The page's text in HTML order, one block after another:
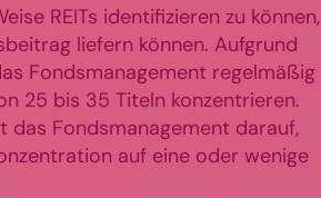
REITs identifizieren zu können,
liefern können. Aufgrund
Fondsmanagement regelmäßig
25 bis 35 Titeln konzentrieren.
das Fondsmanagement darauf,
auf eine oder wenige